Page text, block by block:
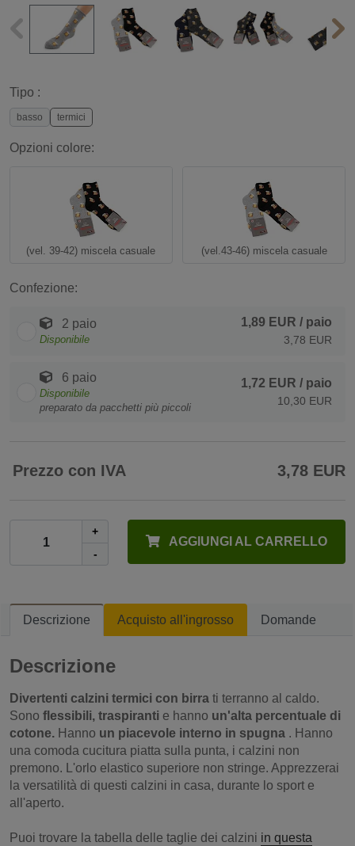
Tipo :
basso termici
Opzioni colore:
(vel. 39-42) miscela casuale (vel.43-46) miscela casuale
Confezione:
2 paio
Disponibile
1,89 EUR / paio
3,78 EUR
6 paio
Disponibile
preparato da pacchetti più piccoli
1,72 EUR / paio
10,30 EUR
Prezzo con IVA 3,78 EUR
+
-
AGGIUNGI AL CARRELLO
Descrizione Acquisto all'ingrosso Domande
Descrizione
Divertenti calzini termici con birra ti terranno al caldo.
Sono flessibili, traspiranti e hanno un'alta percentuale di
cotone. Hanno un piacevole interno in spugna . Hanno
una comoda cucitura piatta sulla punta, i calzini non
premono. L'orlo elastico superiore non stringe. Apprezzerai
la versatilità di questi calzini in casa, durante lo sport e
all'aperto.
Puoi trovare la tabella delle taglie dei calzini in questa